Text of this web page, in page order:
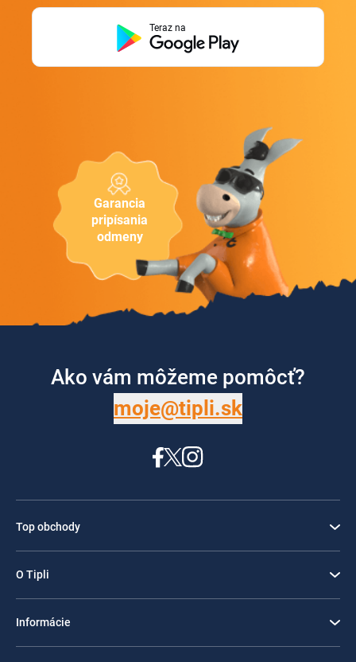
Garancia
pripísania
odmeny
Teraz na
Ako vám môžeme pomôcť?
moje@tipli.sk
Top obchody
O Tipli
Informácie